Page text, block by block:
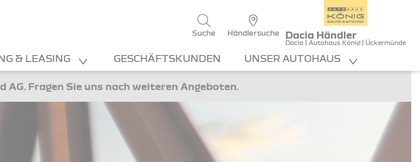
Suche Händlersuche Dacia Händler
Dacia | Autohaus König | Ückermünde
& LEASING GESCHÄFTSKUNDEN UNSER AUTOHAUS
Fragen Sie uns nach weiteren Angeboten.